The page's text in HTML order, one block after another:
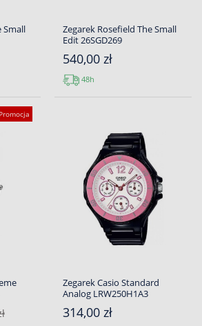
Small
Zegarek Rosefield The Small
Edit 26SGD269
540,00 zł
48h
Promocja
Zegarek Casio Standard
Analog LRW250H1A3
314,00 zł